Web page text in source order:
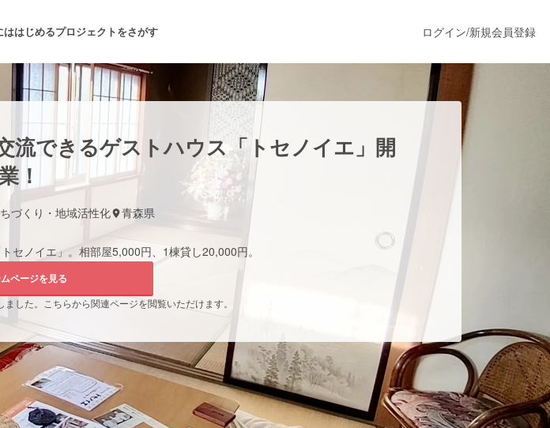
ははじめるプロジェクトをさがす
ェクト 募集終了が近いプロジェクト もうすぐ公開されます
GoodCAMPFIRE Creation
ログイン/新規会員登録
流できるゲストハウス「トセノイエ」開
！
づくり・地域活性化 青森県
セノイエ」。相部屋5,000円、1棟貸し20,000円。
ページを見る
した。こちらから関連ページを閲覧いただけます。